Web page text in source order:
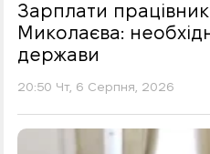
Зарплати
Миколаєва:
держави
20:50 Чт, 6 Серпня, 2026